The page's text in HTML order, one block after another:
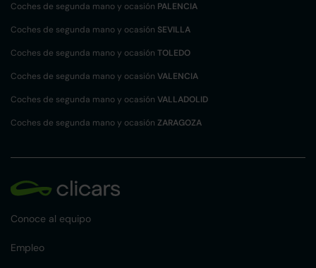
Coches de segunda mano y ocasión PALENCIA
Coches de segunda mano y ocasión SEVILLA
Coches de segunda mano y ocasión TOLEDO
Coches de segunda mano y ocasión VALENCIA
Coches de segunda mano y ocasión VALLADOLID
Coches de segunda mano y ocasión ZARAGOZA
Conoce al equipo
Empleo